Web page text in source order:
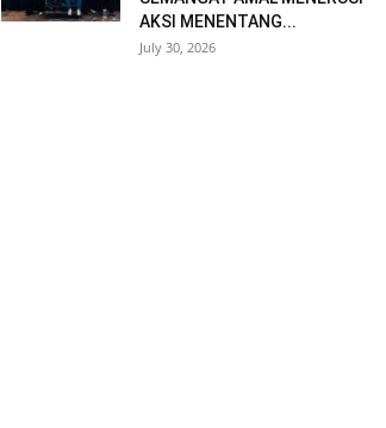
AKSI MENENTANG...
July 30, 2026